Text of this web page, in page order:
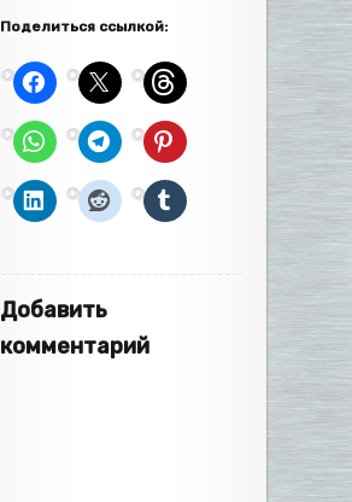
Поделиться ссылкой:
Добавить
комментарий